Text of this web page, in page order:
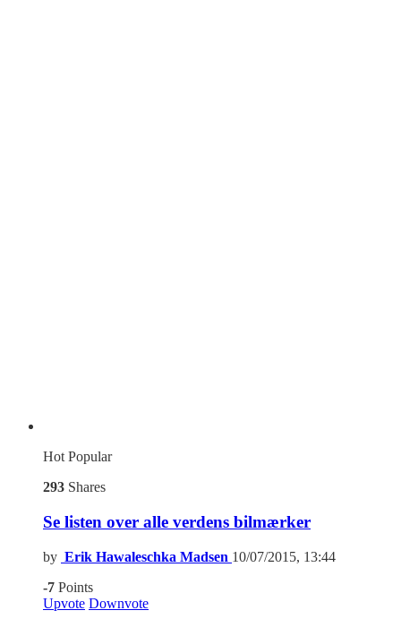
HotPopular
293 Shares
Se listen over alle verdens bilmærker
by Erik Hawaleschka Madsen 10/07/2015, 13:44
-7 Points
Upvote Downvote